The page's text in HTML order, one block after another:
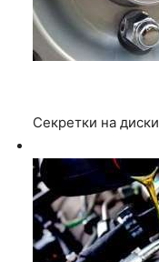
Секретки на диски